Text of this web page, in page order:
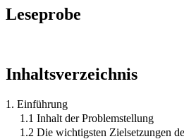
Leseprobe
Inhaltsverzeichnis
1. Einführung
1.1 Inhalt der Problemstellung
1.2 Die wichtigsten Zielsetzungen